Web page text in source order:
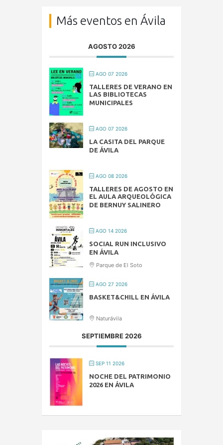
Más eventos en Ávila
AGOSTO 2026
AGO 07 2026
TALLERES DE VERANO EN
LAS BIBLIOTECAS
MUNICIPALES
AGO 07 2026
LA CASITA DEL PARQUE
DE ÁVILA
AGO 08 2026
TALLERES DE AGOSTO EN
EL AULA ARQUEOLÓGICA
DE BERNUY SALINERO
AGO 14 2026
SOCIAL RUN INCLUSIVO
EN ÁVILA
Parque de El Soto
AGO 27 2026
BASKET&CHILL EN ÁVILA
Naturávila
SEPTIEMBRE 2026
SEP 11 2026
NOCHE DEL PATRIMONIO
2026 EN ÁVILA